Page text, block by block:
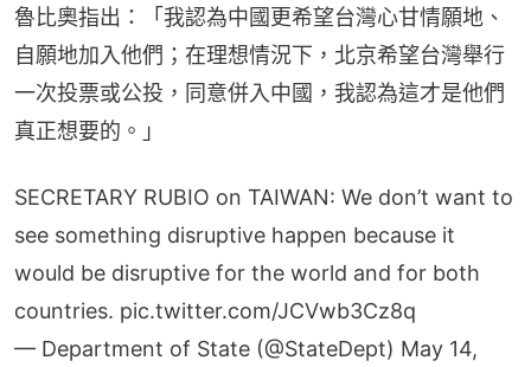
魯比奧指出：「我認為中國更希望台灣心甘情願地、
自願地加入他們；在理想情況下，北京希望台灣舉行
一次投票或公投，同意併入中國，我認為這才是他們
真正想要的。」
SECRETARY RUBIO on TAIWAN: We don’t want to
see something disruptive happen because it
would be disruptive for the world and for both
countries. pic.twitter.com/JCVwb3Cz8q
— Department of State (@StateDept) May 14,